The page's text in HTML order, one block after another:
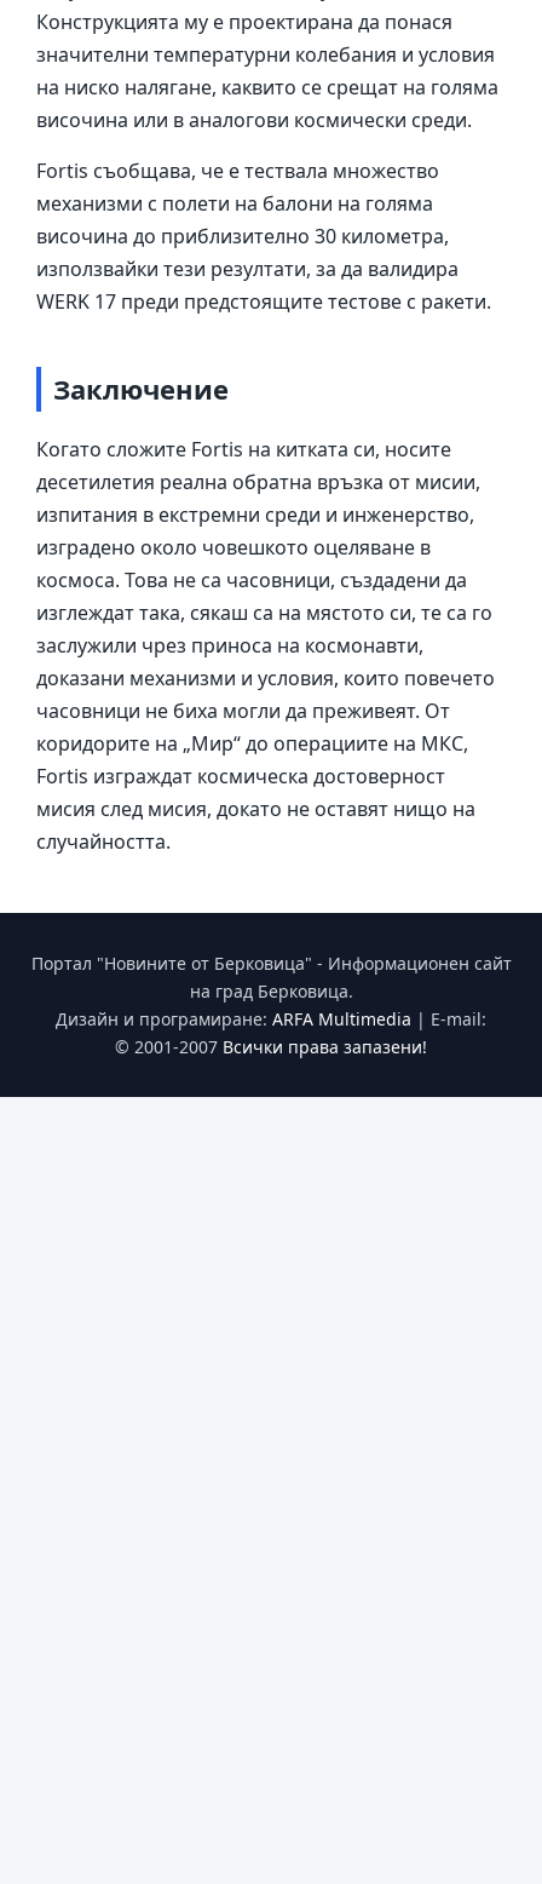
Конструкцията му е проектирана да понася
значителни температурни колебания и условия
на ниско налягане, каквито се срещат на голяма
височина или в аналогови космически среди.
Fortis съобщава, че е тествала множество
механизми с полети на балони на голяма
височина до приблизително 30 километра,
използвайки тези резултати, за да валидира
WERK 17 преди предстоящите тестове с ракети.
Заключение
Когато сложите Fortis на китката си, носите
десетилетия реална обратна връзка от мисии,
изпитания в екстремни среди и инженерство,
изградено около човешкото оцеляване в
космоса. Това не са часовници, създадени да
изглеждат така, сякаш са на мястото си, те са го
заслужили чрез приноса на космонавти,
доказани механизми и условия, които повечето
часовници не биха могли да преживеят. От
коридорите на „Мир“ до операциите на МКС,
Fortis изграждат космическа достоверност
мисия след мисия, докато не оставят нищо на
случайността.
Портал "Новините от Берковица" - Информационен сайт
на град Берковица.
Дизайн и програмиране: ARFA Multimedia | E-mail:
© 2001-2007 Всички права запазени!